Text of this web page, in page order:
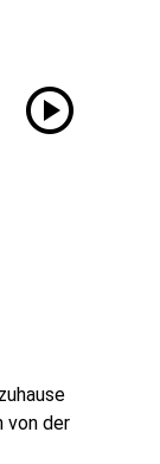
play_circle
von der